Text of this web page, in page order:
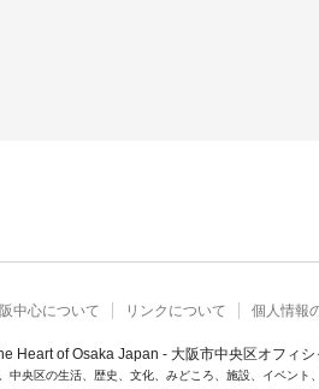
中心について リンクについて 個人情報
Heart of Osaka Japan - 大阪市中央区オフィ
中央区の生活、歴史、文化、みどころ、施設、イベント